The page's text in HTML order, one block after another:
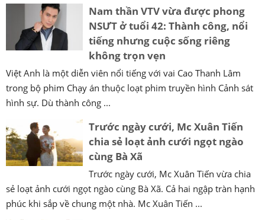
Nam thần VTV vừa được phong
NSƯT ở tuổi 42: Thành công, nổi
tiếng nhưng cuộc sống riêng
không trọn vẹn
Việt Anh là một diễn viên nổi tiếng với vai Cao Thanh Lâm
trong bộ phim Chạy án thuộc loạt phim truyền hình Cảnh sát
hình sự. Dù thành công ...
Trước ngày cưới, Mc Xuân Tiến
chia sẻ loạt ảnh cưới ngọt ngào
cùng Bà Xã
Trước ngày cưới, Mc Xuân Tiến vừa chia
sẻ loạt ảnh cưới ngọt ngào cùng Bà Xã. Cả hai ngập tràn hạnh
phúc khi sắp về chung một nhà. Mc Xuân Tiến ...